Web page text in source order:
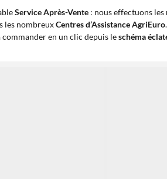
Service Après-Vente : nous effectuons les
les nombreuxCentres d’Assistance AgriEuro.
commander en un clic depuis leschéma